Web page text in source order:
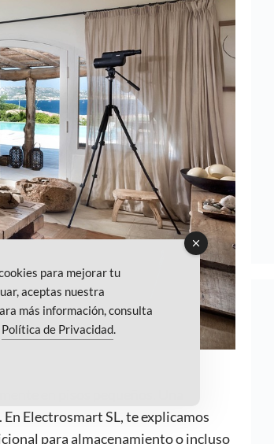
en pisos pequeños. Una
Electrosmart SL, te explicamos
para almacenamiento o incluso
para mejorar tu
aceptas nuestra
más información, consulta
Política de Privacidad